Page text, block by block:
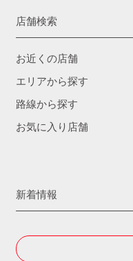
店舗検索
お近くの店舗
エリアから探す
路線から探す
お気に入り店舗
新着情報